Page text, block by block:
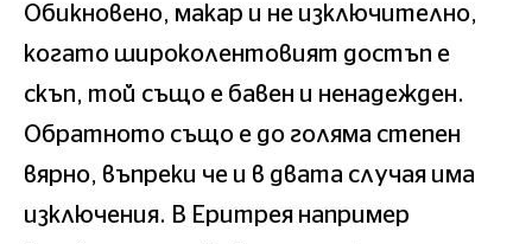
Обикновено, макар и не изключително,
когато широколентовият достъп е
скъп, той също е бавен и ненадежден.
Обратното също е до голяма степен
вярно, въпреки че и в двата случая има
изключения. В Еритрея например